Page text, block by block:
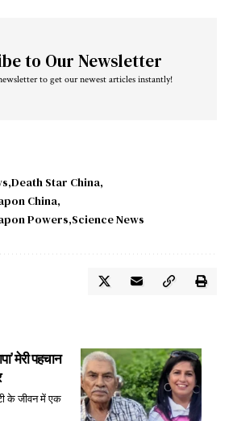
to Our Newsletter
to get our newest articles instantly!
Death Star China
China
Powers Science News
मेरी पहचान
के जीवन में एक